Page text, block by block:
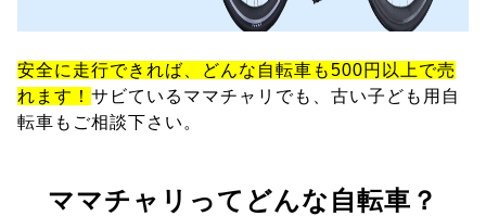
安全に走行できれば、どんな自転車も500円以上で売
れます！ サビているママチャリでも、古い子ども用自
転車もご相談下さい。
ママチャリってどんな自転車？